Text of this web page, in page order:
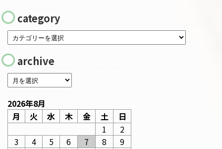
category
archive
2026年8月
月
火 水 木 金 土
日
1
2
3
4 5 6 7 8
9